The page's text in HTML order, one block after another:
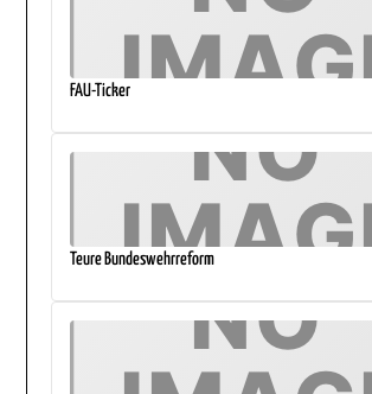
FAU-Ticker
Teure Bundeswehrreform